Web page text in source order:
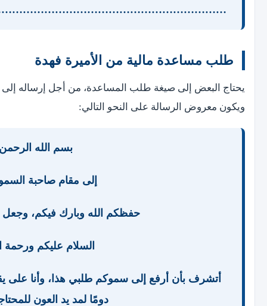
طلب مساعدة مالية من الأميرة فهدة
يحتاج البعض إلى صيغة طلب المساعدة، من أجل إرساله إلى
ويكون معروض الرسالة على النحو التالي:
بسم الله
إلى مقام صاحبة
حفظكم الله وبارك فيكم، وجعل
السلام عليكم ورحمة
أتشرف بأن أرفع إلى سموكم طلبي هذا، وأنا على
دومًا لمد يد العون